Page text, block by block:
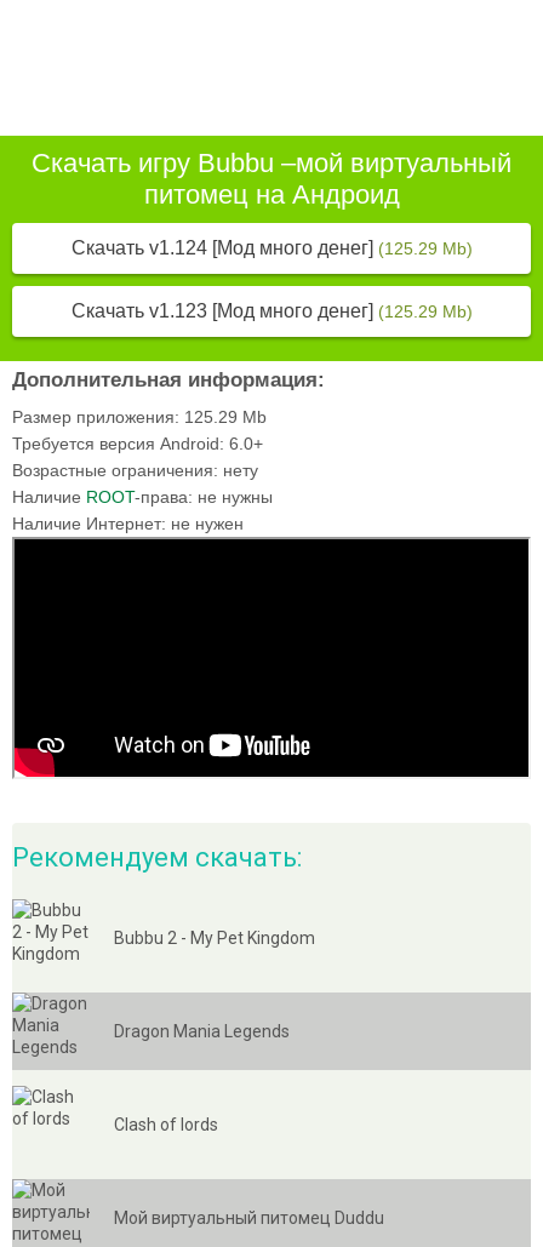
Скачать игру Bubbu –мой виртуальный
питомец на Андроид
Скачать v1.124 [Мод много денег] (125.29 Mb)
Скачать v1.123 [Мод много денег] (125.29 Mb)
Дополнительная информация:
Размер приложения: 125.29 Mb
Требуется версия Android: 6.0+
Возрастные ограничения: нету
Наличие ROOT-права: не нужны
Наличие Интернет: не нужен
Рекомендуем скачать:
Bubbu 2 - My Pet Kingdom
Dragon Mania Legends
Clash of lords
Мой виртуальный питомец Duddu